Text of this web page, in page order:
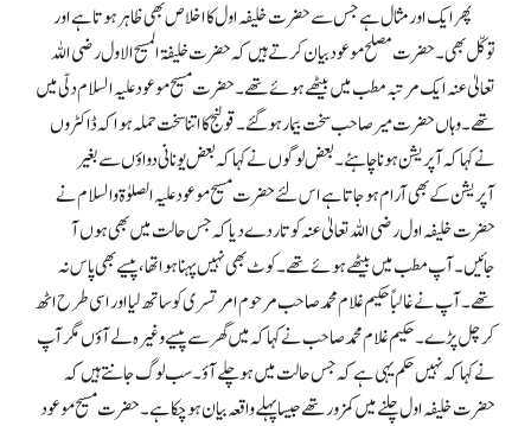
پھر ایک اور مثال ہے جس سے حضرت خلیفہ اول کا اخلاص بھی ظاہر ہوتا ہے اور
توکّل بھی۔ حضرت مصلح موعود بیان کرتے ہیں کہ حضرت خلیفۃ المسیح الاول رضی اللہ
تعالیٰ عنہ ایک مرتبہ مطب میں بیٹھے ہوئے تھے۔ حضرت مسیح موعود علیہ السلام دلّی میں
تھے۔ وہاں حضرت میر صاحب سخت بیمار ہو گئے۔ قولنج کا اتنا سخت حملہ ہوا کہ ڈاکٹروں
نے کہا کہ آپریشن ہونا چاہئے۔ بعض لوگوں نے کہا کہ بعض یونانی دواؤں سے بغیر
آپریشن کے بھی آرام ہو جاتا ہے اس لئے حضرت مسیح موعود علیہ الصلوٰۃ والسلام نے
حضرت خلیفہ اول رضی اللہ تعالیٰ عنہ کو تار دے دیا کہ جس حالت میں بھی ہوں آ
جائیں۔ آپ مطب میں بیٹھے ہوئے تھے۔ کوٹ بھی نہیں پہنا ہوا تھا، پیسے بھی پاس نہ
تھے۔ آپ نے غالباً حکیم غلام محمد صاحب مرحوم امرتسری کو ساتھ لیا اور اسی طرح اٹھ
کر چل پڑے۔ حکیم غلام محمد صاحب نے کہا کہ میں گھر سے پیسے وغیرہ لے آؤں مگر آپ
نے کہا کہ نہیں حکم یہی ہے کہ جس حالت میں ہو چلے آؤ۔ سب لوگ جانتے ہیں کہ
حضرت خلیفہ اول چلنے میں کمزور تھے جیسا پہلے واقعہ بیان ہو چکا ہے۔ حضرت مسیح موعود